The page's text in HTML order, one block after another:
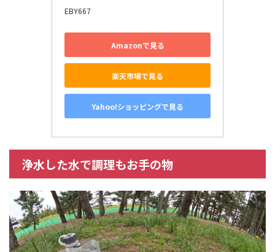
EBY667
Amazonで見る
楽天市場で見る
Yahoo!ショッピングで見る
浄水した水で調理もお手の物